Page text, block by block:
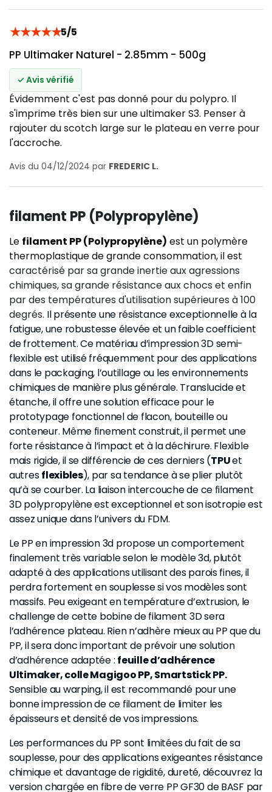
★★★★★5/5
PP Ultimaker Naturel - 2.85mm - 500g
✓ Avis vérifié
Évidemment c'est pas donné pour du polypro. Il
s'imprime très bien sur une ultimaker S3. Penser à
rajouter du scotch large sur le plateau en verre pour
l'accroche.
Avis du 04/12/2024 par FREDERIC L.
filament PP (Polypropylène)
Le filament PP (Polypropylène) est un polymère
thermoplastique de grande consommation, il est
caractérisé par sa grande inertie aux agressions
chimiques, sa grande résistance aux chocs et enfin
par des températures d'utilisation supérieures à 100
degrés. Il présente une résistance exceptionnelle à la
fatigue, une robustesse élevée et un faible coefficient
de frottement. Ce matériau d’impression 3D semi-
flexible est utilisé fréquemment pour des applications
dans le packaging, l’outillage ou les environnements
chimiques de manière plus générale. Translucide et
étanche, il offre une solution efficace pour le
prototypage fonctionnel de flacon, bouteille ou
conteneur. Même finement construit, il permet une
forte résistance à l’impact et à la déchirure. Flexible
mais rigide, il se différencie de ces derniers (TPUet
autresflexibles), par sa tendance à se plier plutôt
qu’à se courber. La liaison intercouche de ce filament
3D polypropylène est exceptionnel et son isotropie est
assez unique dans l’univers du FDM.
Le PP en impression 3d propose un comportement
finalement très variable selon le modèle 3d, plutôt
adapté à des applications utilisant des parois fines, il
perdra fortement en souplesse si vos modèles sont
massifs. Peu exigeant en température d’extrusion, le
challenge de cette bobine de filament 3D sera
l’adhérence plateau. Rien n’adhère mieux au PP que du
PP, il sera donc important de prévoir une solution
d’adhérence adaptée : feuille d’adhérence
Ultimaker, colle Magigoo PP, Smartstick PP.
Sensible au warping, il est recommandé pour une
bonne impression de ce filament de limiter les
épaisseurs et densité de vos impressions.
Les performances du PP sont limitées du fait de sa
souplesse, pour des applications exigeantes résistance
chimique et davantage de rigidité, dureté, découvrez la
version chargée en fibre de verre PP GF30 de BASF par